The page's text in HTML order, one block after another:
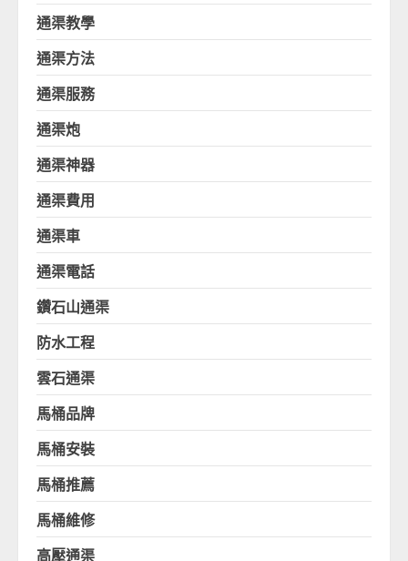
通渠教學
通渠方法
通渠服務
通渠炮
通渠神器
通渠費用
通渠車
通渠電話
鑽石山通渠
防水工程
雲石通渠
馬桶品牌
馬桶安裝
馬桶推薦
馬桶維修
高壓通渠